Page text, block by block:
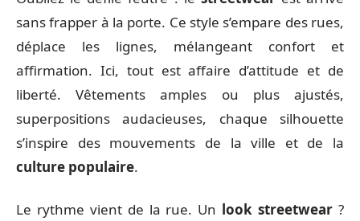
sans frapper à la porte. Ce style s’empare des rues,
déplace les lignes, mélangeant confort et
affirmation. Ici, tout est affaire d’attitude et de
liberté. Vêtements amples ou plus ajustés,
superpositions audacieuses, chaque silhouette
s’inspire des mouvements de la ville et de la
culture populaire.
Le rythme vient de la rue. Un look streetwear ?